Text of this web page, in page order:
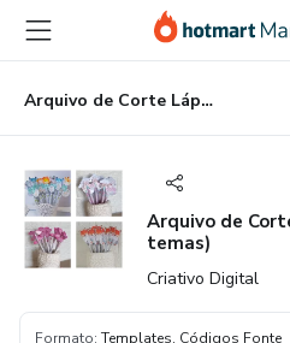
para
conteúdo
principal
para
pagamento
para
rodapé
Arquivo de Corte Lápis Maternidade (4 temas)
Arquivo de
temas)
Criativo Digital
Formato: Templates, Códigos Fonte